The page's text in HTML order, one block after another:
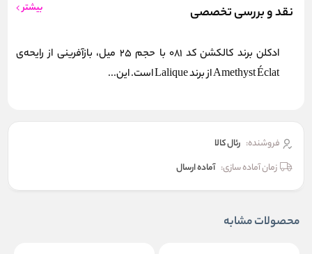
نقد و بررسی تخصصی بیشتر
ادکلن برند کالکشن کد 081 با حجم 25 میل، بازآفرینی از رایحه‌ی
Amethyst Éclat از برند Lalique است. این...
فروشنده: رئال كالا
زمان آماده سازی: آماده ارسال
محصولات مشابه